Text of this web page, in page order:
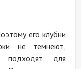
его клубни
не темнеют,
подходят для